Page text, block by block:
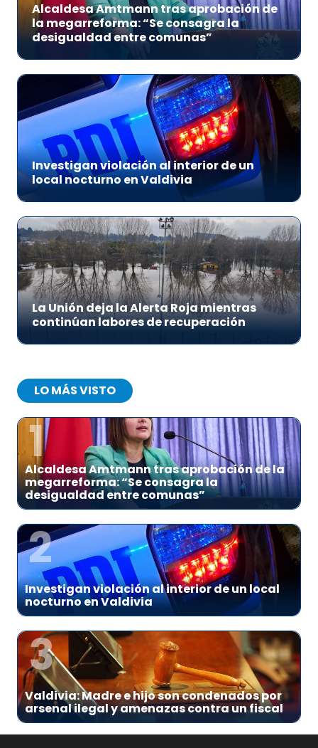
Alcaldesa Amtmann tras aprobación de
la megarreforma: “Se consagra la
desigualdad entre comunas”
Investigan violación al interior de un
local nocturno en Valdivia
La Unión deja la Alerta Roja mientras
continúan labores de recuperación
LO MÁS VISTO
1
Alcaldesa Amtmann tras aprobación de la
megarreforma: “Se consagra la
desigualdad entre comunas”
2
Investigan violación al interior de un local
nocturno en Valdivia
3
Valdivia: Madre e hijo son condenados por
arsenal ilegal y amenazas contra un fiscal